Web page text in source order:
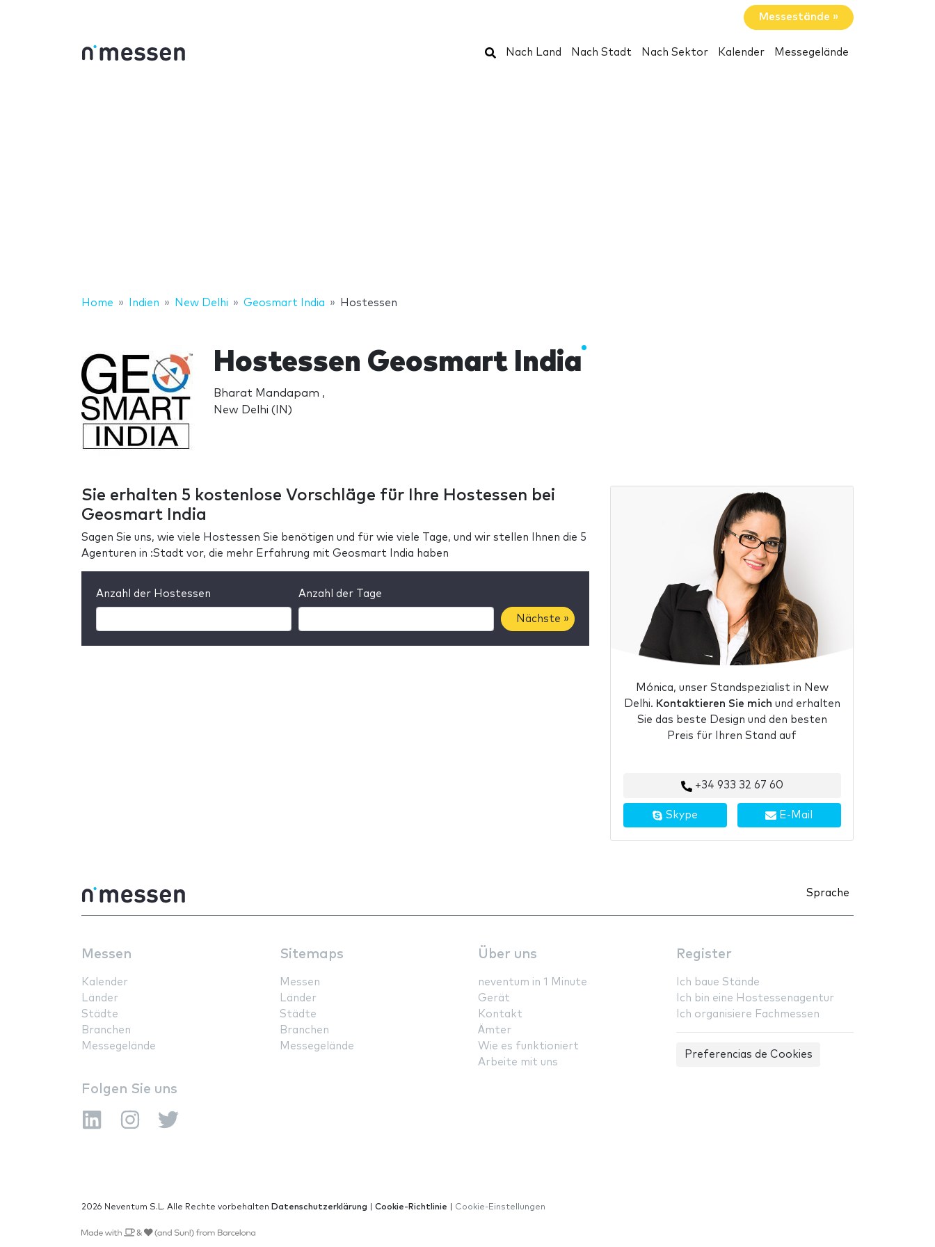
Messestände »
Suchen
Nach Land Nach Stadt Nach Sektor Kalender Messegelände
Home Indien New Delhi Geosmart India Hostessen
Hostessen Geosmart India
Bharat Mandapam ,
New Delhi (IN)
Sie erhalten 5 kostenlose Vorschläge für Ihre Hostessen bei
Geosmart India
Sagen Sie uns, wie viele Hostessen Sie benötigen und für wie viele Tage, und wir stellen Ihnen die 5
Agenturen in :Stadt vor, die mehr Erfahrung mit Geosmart India haben
Anzahl der Hostessen Anzahl der Tage
Nächste »
Mónica, unser Standspezialist in New
Delhi. Kontaktieren Sie mich und erhalten
Sie das beste Design und den besten
Preis für Ihren Stand auf
+34 933 32 67 60
Skype E-Mail
Sprache
Messen
Kalender
Länder
Städte
Branchen
Messegelände
Sitemaps
Messen
Länder
Städte
Branchen
Messegelände
Über uns
neventum in 1 Minute
Gerät
Kontakt
Ämter
Wie es funktioniert
Arbeite mit uns
Register
Ich baue Stände
Ich bin eine Hostessenagentur
Ich organisiere Fachmessen
Preferencias de Cookies
Folgen Sie uns
2026 Neventum S.L. Alle Rechte vorbehalten Datenschutzerklärung Cookie-Richtlinie Cookie-Einstellungen